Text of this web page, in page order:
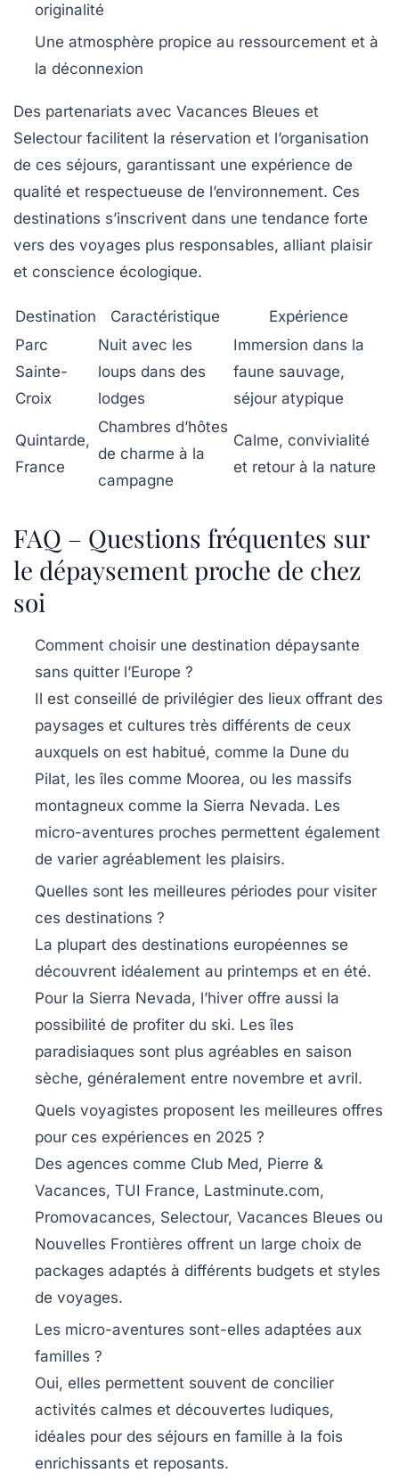
originalité
Une atmosphère propice au ressourcement et à
la déconnexion
Des partenariats avec Vacances Bleues et
Selectour facilitent la réservation et l’organisation
de ces séjours, garantissant une expérience de
qualité et respectueuse de l’environnement. Ces
destinations s’inscrivent dans une tendance forte
vers des voyages plus responsables, alliant plaisir
et conscience écologique.
Destination Caractéristique
Expérience
Parc
Sainte-
Croix
Nuit avec les
loups dans des
lodges
Immersion dans la
faune sauvage,
séjour atypique
Quintarde,
France
Chambres d’hôtes
de charme à la
campagne
Calme, convivialité
et retour à la nature
FAQ – Questions fréquentes sur
le dépaysement proche de chez
soi
Comment choisir une destination dépaysante
sans quitter l’Europe ?
Il est conseillé de privilégier des lieux offrant des
paysages et cultures très différents de ceux
auxquels on est habitué, comme la Dune du
Pilat, les îles comme Moorea, ou les massifs
montagneux comme la Sierra Nevada. Les
micro-aventures proches permettent également
de varier agréablement les plaisirs.
Quelles sont les meilleures périodes pour visiter
ces destinations ?
La plupart des destinations européennes se
découvrent idéalement au printemps et en été.
Pour la Sierra Nevada, l’hiver offre aussi la
possibilité de profiter du ski. Les îles
paradisiaques sont plus agréables en saison
sèche, généralement entre novembre et avril.
Quels voyagistes proposent les meilleures offres
pour ces expériences en 2025 ?
Des agences comme Club Med, Pierre &
Vacances, TUI France, Lastminute.com,
Promovacances, Selectour, Vacances Bleues ou
Nouvelles Frontières offrent un large choix de
packages adaptés à différents budgets et styles
de voyages.
Les micro-aventures sont-elles adaptées aux
familles ?
Oui, elles permettent souvent de concilier
activités calmes et découvertes ludiques,
idéales pour des séjours en famille à la fois
enrichissants et reposants.